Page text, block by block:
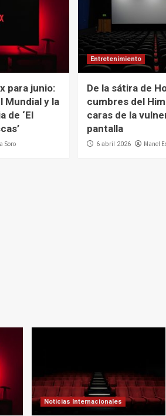
para junio:
Mundial y la
de ‘El
Soro
Entretenimiento
De la sátira de
cumbres del
caras de la
pantalla
6 abril 2026 Manel
Noticias Internacionales